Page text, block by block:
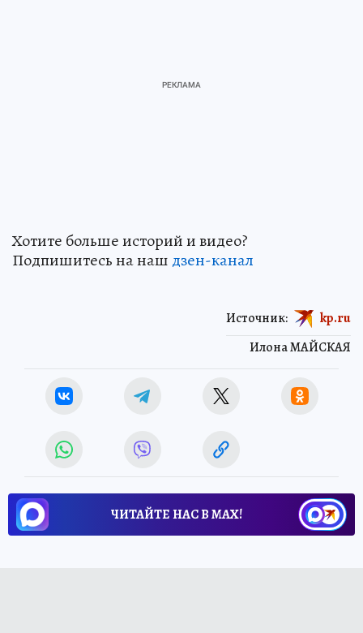
Хотите больше историй и видео?
Подпишитесь на наш дзен-канал
Илона МАЙСКАЯ
Источник: kp.ru
ЧИТАЙТЕ НАС В МАХ!